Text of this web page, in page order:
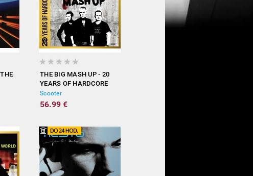
THE BIG MASH UP - 20
YEARS OF HARDCORE
(EXPANDED EDITION)
Scooter
56.99 €